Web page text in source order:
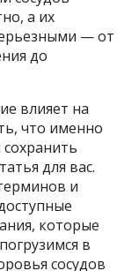
а их
— от
до
влияет на
что именно
для вас.
и
которые
в
сосудов